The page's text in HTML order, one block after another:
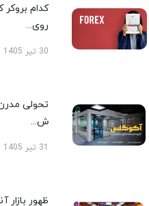
کدام بروکر
روی...
30 تیر 1405
تحولی مدرن
ش...
ظهور بازار